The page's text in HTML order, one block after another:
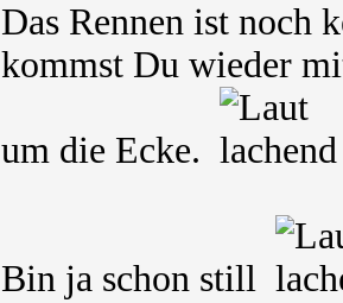
Das Rennen ist noch
kommst Du wieder
um die Ecke.
Bin ja schon still